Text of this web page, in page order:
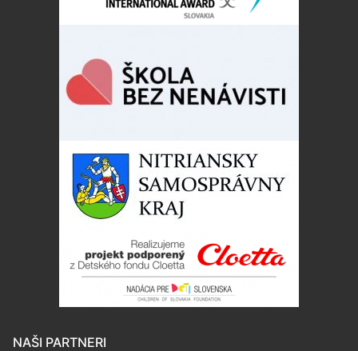
NAŠI PARTNERI